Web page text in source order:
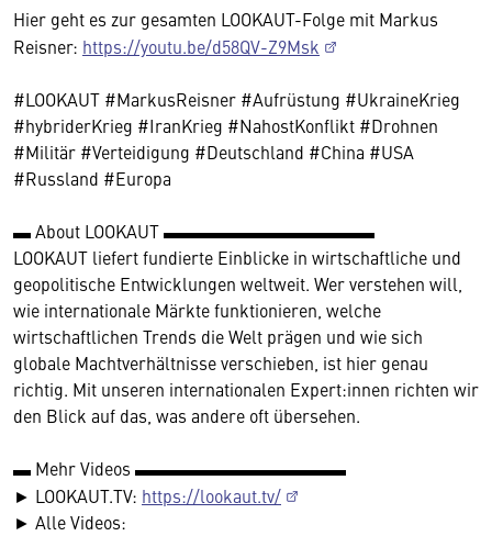
Hier geht es zur gesamten LOOKAUT-Folge mit Markus
Reisner: https://youtu.be/d58QV-Z9Msk
#LOOKAUT #MarkusReisner #Aufrüstung #UkraineKrieg
#hybriderKrieg #IranKrieg #NahostKonflikt #Drohnen
#Militär #Verteidigung #Deutschland #China #USA
#Russland #Europa
▬ About LOOKAUT ▬▬▬▬▬▬▬▬▬▬▬▬
LOOKAUT liefert fundierte Einblicke in wirtschaftliche und
geopolitische Entwicklungen weltweit. Wer verstehen will,
wie internationale Märkte funktionieren, welche
wirtschaftlichen Trends die Welt prägen und wie sich
globale Machtverhältnisse verschieben, ist hier genau
richtig. Mit unseren internationalen Expert:innen richten wir
den Blick auf das, was andere oft übersehen.
▬ Mehr Videos ▬▬▬▬▬▬▬▬▬▬▬▬
► LOOKAUT.TV: https://lookaut.tv/
► Alle Videos: